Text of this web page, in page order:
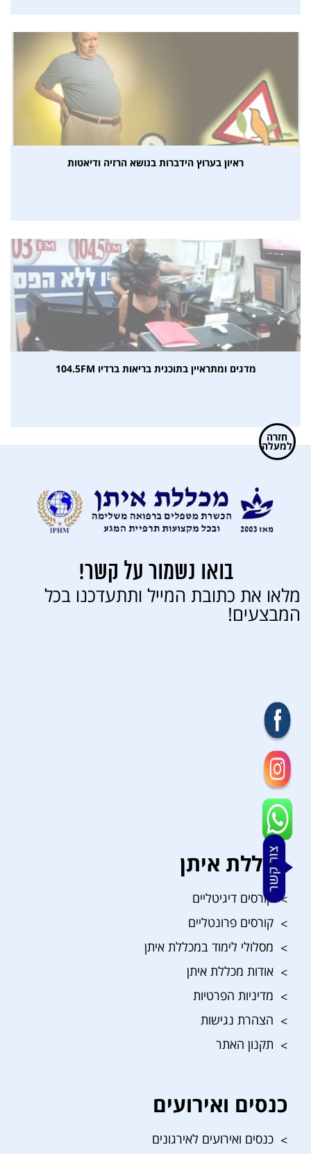
ראיון בערוץ הידברות בנושא הרזיה ודיאטות
מדגים ומתראיין בתוכנית בריאות ברדיו 104.5FM
חזרה
למעלה
בואו נשמור על קשר!
מלאו את כתובת המייל ותתעדכנו בכל
המבצעים!
מכללת איתן
קורסים דיגיטליים
קורסים פרונטליים
מסלולי לימוד במכללת איתן
אודות מכללת איתן
מדיניות הפרטיות
הצהרת נגישות
תקנון האתר
כנסים ואירועים
כנסים ואירועים לאירגונים